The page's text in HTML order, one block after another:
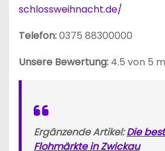
schlossweihnacht.de/
Telefon:0375 88300000
Unsere Bewertung: 4.5 von 5
Ergänzende Artikel:Die
Flohmärkte in Zwickau